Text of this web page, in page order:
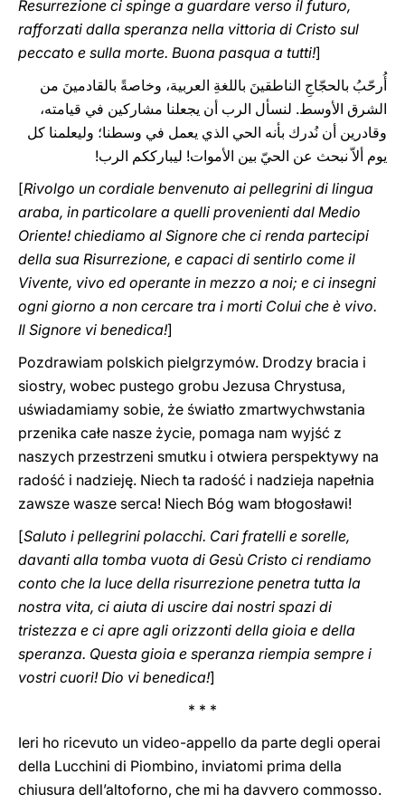
Resurrezione ci spinge a guardare verso il futuro,
rafforzati dalla speranza nella vittoria di Cristo sul
peccato e sulla morte. Buona pasqua a tutti!]
أُرحّبُ بالحجّاجِ الناطقينَ باللغةِ العربية، وخاصةً بالقادمينَ من
الشرق الأوسط. لنسأل الرب أن يجعلنا مشاركين في قيامته،
وقادرين أن نُدرك بأنه الحي الذي يعمل في وسطنا؛ وليعلمنا كل
يوم ألاّ نبحث عن الحيّ بين الأموات! ليبارككم الرب!
[Rivolgo un cordiale benvenuto ai pellegrini di lingua
araba, in particolare a quelli provenienti dal Medio
Oriente! chiediamo al Signore che ci renda partecipi
della sua Risurrezione, e capaci di sentirlo come il
Vivente, vivo ed operante in mezzo a noi; e ci insegni
ogni giorno a non cercare tra i morti Colui che è vivo.
Il Signore vi benedica!]
Pozdrawiam polskich pielgrzymów. Drodzy bracia i
siostry, wobec pustego grobu Jezusa Chrystusa,
uświadamiamy sobie, że światło zmartwychwstania
przenika całe nasze życie, pomaga nam wyjść z
naszych przestrzeni smutku i otwiera perspektywy na
radość i nadzieję. Niech ta radość i nadzieja napełnia
zawsze wasze serca! Niech Bóg wam błogosławi!
[Saluto i pellegrini polacchi. Cari fratelli e sorelle,
davanti alla tomba vuota di Gesù Cristo ci rendiamo
conto che la luce della risurrezione penetra tutta la
nostra vita, ci aiuta di uscire dai nostri spazi di
tristezza e ci apre agli orizzonti della gioia e della
speranza. Questa gioia e speranza riempia sempre i
vostri cuori! Dio vi benedica!]
* * *
Ieri ho ricevuto un video-appello da parte degli operai
della Lucchini di Piombino, inviatomi prima della
chiusura dell’altoforno, che mi ha davvero commosso.